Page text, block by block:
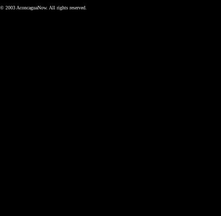
© 2003 AconcaguaNow. All rights reserved.